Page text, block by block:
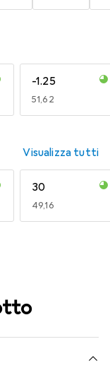
-1.25
EUR
51,62
Visualizza tutti
30
EUR
49,16